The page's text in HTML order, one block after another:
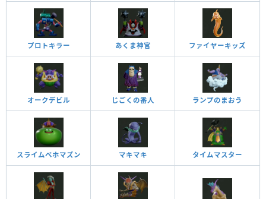
プロトキラー あくま神官 ファイヤーキッズ
オークデビル じごくの番人 ランプのまおう
スライムベホマズン マキマキ タイムマスター